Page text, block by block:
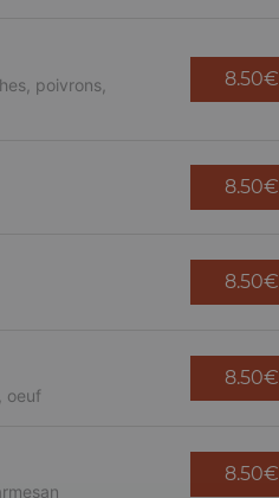
poivrons,
8.50€
8.50€
8.50€
oeuf
8.50€
8.50€